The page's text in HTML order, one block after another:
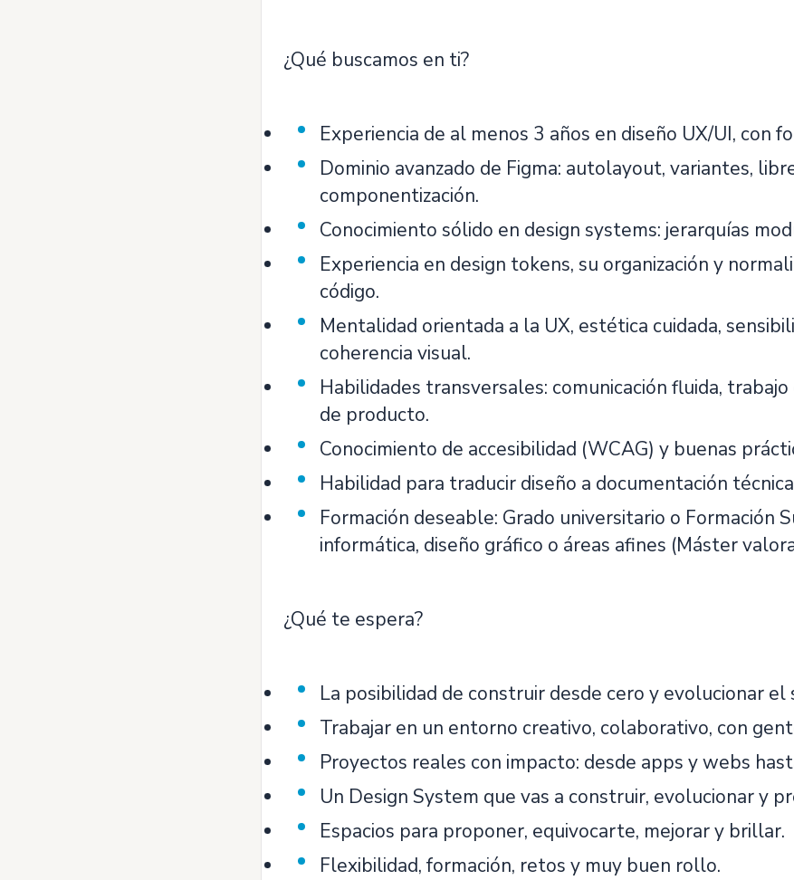
¿Qué buscamos en ti?
Experiencia de al menos 3 años en diseño UX/UI, con
Dominio avanzado de Figma: autolayout, variantes,
componentización.
Conocimiento sólido en design systems: jerarquías
Experiencia en design tokens, su organización y
código.
Mentalidad orientada a la UX, estética cuidada,
coherencia visual.
Habilidades transversales: comunicación fluida,
de producto.
Conocimiento de accesibilidad (WCAG) y buenas
Habilidad para traducir diseño a documentación
Formación deseable: Grado universitario o Formación
informática, diseño gráfico o áreas afines (Máster
¿Qué te espera?
La posibilidad de construir desde cero y evolucionar
Trabajar en un entorno creativo, colaborativo, con
Proyectos reales con impacto: desde apps y webs
Un Design System que vas a construir, evolucionar y
Espacios para proponer, equivocarte, mejorar y brillar.
Flexibilidad, formación, retos y muy buen rollo.